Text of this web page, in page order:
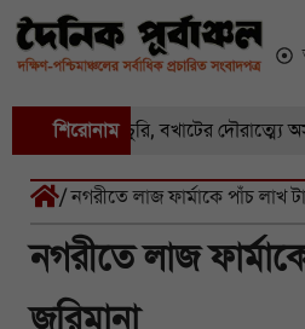
শিরোনাম
পর একচুরি, বখাটের দৌরাত্ম্যে
/ নগরীতে লাজ ফার্মাকে পাঁচ লাখ
নগরীতে লাজ
জরিমানা